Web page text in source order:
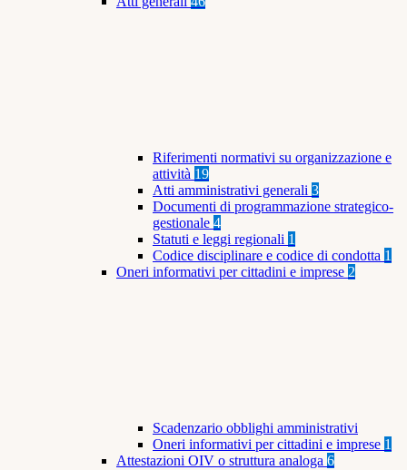
Riferimenti normativi su organizzazione e
attività 19
Atti amministrativi generali 3
Documenti di programmazione strategico-
gestionale 4
Statuti e leggi regionali 1
Codice disciplinare e codice di condotta 1
Oneri informativi per cittadini e imprese 2
Scadenzario obblighi amministrativi
Oneri informativi per cittadini e imprese 1
Attestazioni OIV o struttura analoga 6